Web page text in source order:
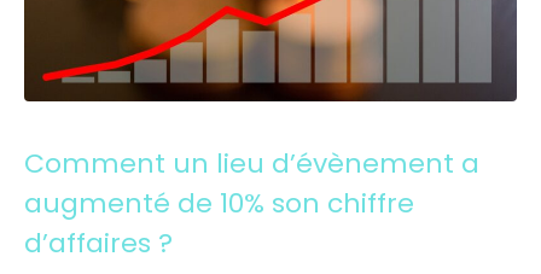
Comment un lieu d’évènement a
augmenté de 10% son chiffre
d’affaires ?